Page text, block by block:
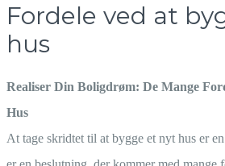
Fordele ved at
hus
Realiser Din Boligdrøm: De Mange
Hus
At tage skridtet til at bygge et nyt hus er